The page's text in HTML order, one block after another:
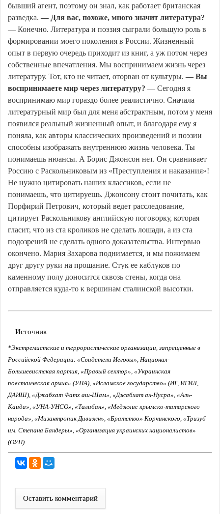
бывший агент, поэтому он знал, как работает британская
разведка. — Для вас, похоже, много значит литература?
— Конечно. Литература и поэзия сыграли большую роль в
формировании моего поколения в России. Жизненный
опыт в первую очередь приходит из книг, а уж потом через
собственные впечатления. Мы воспринимаем жизнь через
литературу. Тот, кто не читает, оторван от культуры. — Вы
воспринимаете мир через литературу? — Сегодня я
воспринимаю мир гораздо более реалистично. Сначала
литературный мир был для меня абстрактным, потом у меня
появился реальный жизненный опыт, и благодаря ему я
поняла, как авторы классических произведений и поэзии
способны изображать внутреннюю жизнь человека. Ты
понимаешь нюансы. А Борис Джонсон нет. Он сравнивает
Россию с Раскольниковым из «Преступления и наказания»!
Не нужно цитировать наших классиков, если не
понимаешь, что цитируешь. Джонсону стоит почитать, как
Порфирий Петрович, который ведет расследование,
цитирует Раскольникову английскую поговорку, которая
гласит, что из ста кроликов не сделать лошади, а из ста
подозрений не сделать одного доказательства. Интервью
окончено. Мария Захарова поднимается, и мы пожимаем
друг другу руки на прощание. Стук ее каблуков по
каменному полу доносится сквозь стены, когда она
отправляется куда-то к вершинам сталинской высотки.
Источник
*Экстремистские и террористические организации, запрещенные в
Российской Федерации: «Свидетели Иеговы», Национал-
Большевистская партия, «Правый сектор», «Украинская
повстанческая армия» (УПА), «Исламское государство» (ИГ, ИГИЛ,
ДАИШ), «Джабхат Фатх аш-Шам», «Джабхат ан-Нусра», «Аль-
Каида», «УНА-УНСО», «Талибан», «Меджлис крымско-татарского
народа», «Мизантропик Дивижн», «Братство» Корчинского, «Тризуб
им. Степана Бандеры», «Организация украинских националистов»
(ОУН).
Оставить комментарий